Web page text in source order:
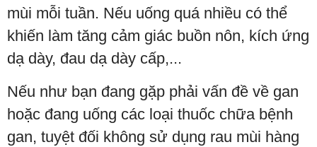
mùi mỗi tuần. Nếu uống quá nhiều có thể
khiến làm tăng cảm giác buồn nôn, kích ứng
dạ dày, đau dạ dày cấp,...
Nếu như bạn đang gặp phải vấn đề về gan
hoặc đang uống các loại thuốc chữa bệnh
gan, tuyệt đối không sử dụng rau mùi hàng